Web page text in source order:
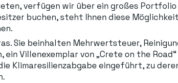
verfügen wir über ein großes Portfolio
buchen, steht Ihnen diese
Sie beinhalten Mehrwertsteuer,
Villenexemplar von „Crete on the
Klimaresilienzabgabe eingeführt, zu